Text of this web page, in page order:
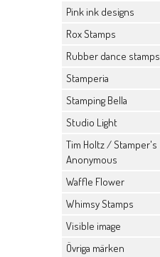
Pink ink designs
Rox Stamps
Rubber dance stamps
Stamperia
Stamping Bella
Studio Light
Tim Holtz / Stamper's
Anonymous
Waffle Flower
Whimsy Stamps
Visible image
Övriga märken